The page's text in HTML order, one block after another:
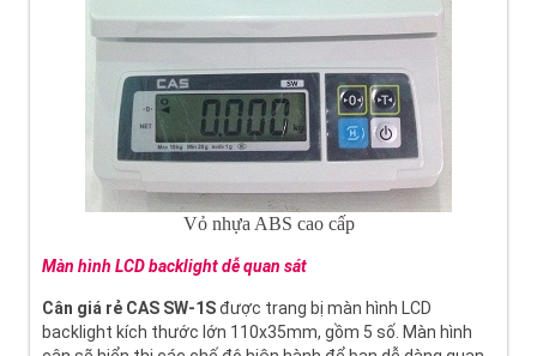
Vỏ nhựa ABS cao cấp
Màn hình LCD backlight dễ quan sát
Cân giá rẻ CAS SW-1Sđược trang bị màn hình LCD
backlight kích thước lớn 110x35mm, gồm 5 số. Màn hình